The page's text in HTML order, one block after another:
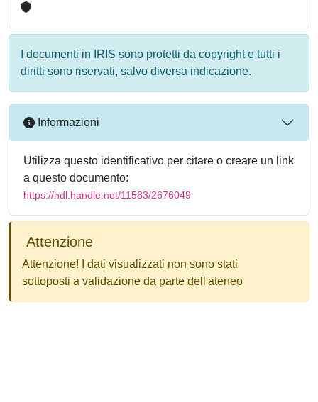
I documenti in IRIS sono protetti da copyright e tutti i
diritti sono riservati, salvo diversa indicazione.
Informazioni
Utilizza questo identificativo per citare o creare un link
a questo documento:
https://hdl.handle.net/11583/2676049
Attenzione
Attenzione! I dati visualizzati non sono stati
sottoposti a validazione da parte dell'ateneo